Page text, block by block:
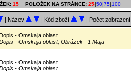
15 POLOŽEK NA STRÁNCE: 25|50|75|100
| Název | Kód zboží | Počet zobrazení
- Omskaja oblast
- Omskaja oblast; Obrázek - 1 Maja
- Omskaja oblast
- Omskaja oblast